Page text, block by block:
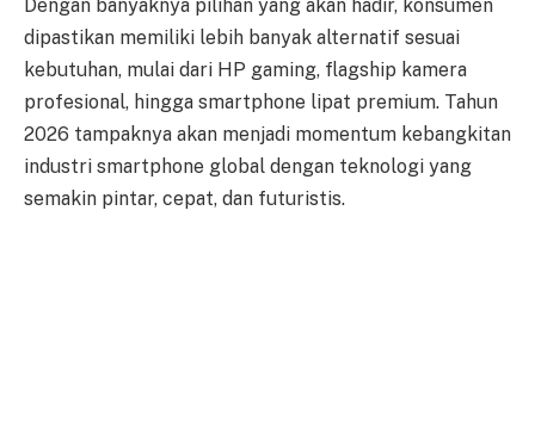
Dengan banyaknya pilihan yang akan hadir, konsumen
dipastikan memiliki lebih banyak alternatif sesuai
kebutuhan, mulai dari HP gaming, flagship kamera
profesional, hingga smartphone lipat premium. Tahun
2026 tampaknya akan menjadi momentum kebangkitan
industri smartphone global dengan teknologi yang
semakin pintar, cepat, dan futuristis.